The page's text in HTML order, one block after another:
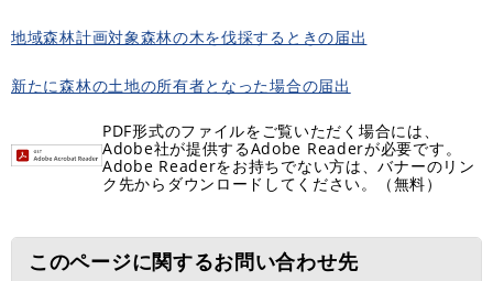
地域森林計画対象森林の木を伐採するときの届出
新たに森林の土地の所有者となった場合の届出
PDF形式のファイルをご覧いただく場合には、
Adobe社が提供するAdobe Readerが必要です。
Adobe Readerをお持ちでない方は、バナーのリン
ク先からダウンロードしてください。（無料）
このページに関するお問い合わせ先